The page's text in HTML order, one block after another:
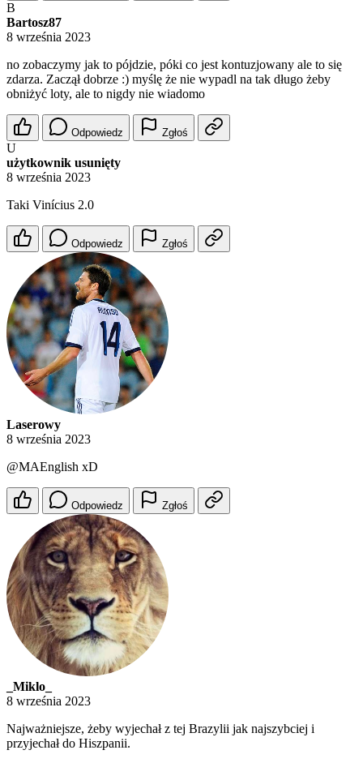
B
Bartosz87
8 września 2023
no zobaczymy jak to pójdzie, póki co jest kontuzjowany ale to się
zdarza. Zaczął dobrze :) myślę że nie wypadl na tak długo żeby
obniżyć loty, ale to nigdy nie wiadomo
Odpowiedz Zgłoś
U
użytkownik usunięty
8 września 2023
Taki Vinícius 2.0
Odpowiedz Zgłoś
Laserowy
8 września 2023
@MAEnglish xD
Odpowiedz Zgłoś
_Miklo_
8 września 2023
Najważniejsze, żeby wyjechał z tej Brazylii jak najszybciej i
przyjechał do Hiszpanii.